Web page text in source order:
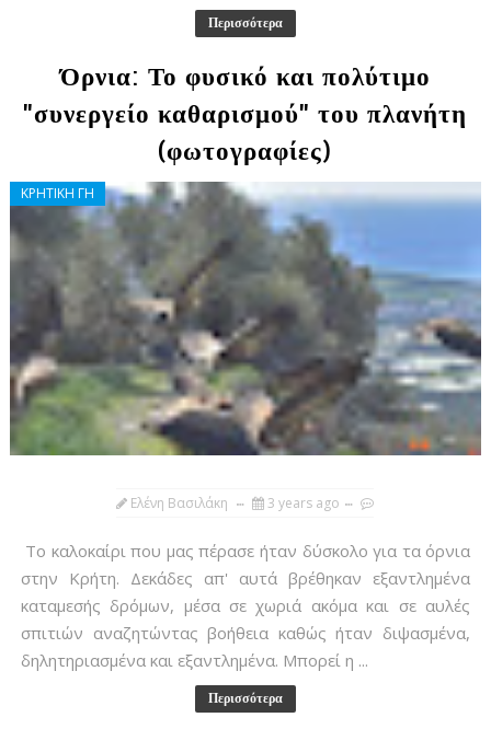
Περισσότερα
Όρνια: Το φυσικό και πολύτιμο
"συνεργείο καθαρισμού" του πλανήτη
(φωτογραφίες)
ΚΡΗΤΙΚΗ ΓΗ
Ελένη Βασιλάκη 3 years ago
Το καλοκαίρι που μας πέρασε ήταν δύσκολο για τα όρνια
στην Κρήτη. Δεκάδες απ' αυτά βρέθηκαν εξαντλημένα
καταμεσής δρόμων, μέσα σε χωριά ακόμα και σε αυλές
σπιτιών αναζητώντας βοήθεια καθώς ήταν διψασμένα,
δηλητηριασμένα και εξαντλημένα. Μπορεί η ...
Περισσότερα